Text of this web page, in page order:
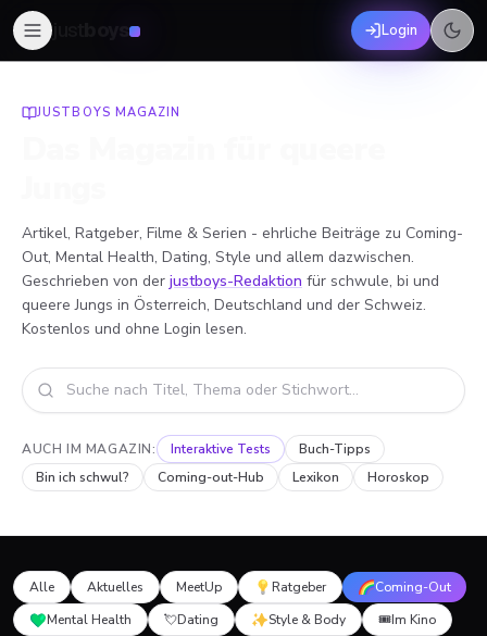
boys Login
JUSTBOYS MAGAZIN
Artikel, Ratgeber, Filme & Serien - ehrliche Beiträge zu Coming-
Out, Mental Health, Dating, Style und allem dazwischen.
Geschrieben von der justboys-Redaktion für schwule, bi und
queere Jungs in Österreich, Deutschland und der Schweiz.
Kostenlos und ohne Login lesen.
Im Magazin suchen
AUCH IM MAGAZIN: Interaktive Tests
Buch-Tipps
Bin ich schwul?
Coming-out-Hub Lexikon Horoskop
Alle Aktuelles MeetUp Ratgeber
Coming-Out
Mental Health
💘Dating Style & Body 🎟️Im Kino